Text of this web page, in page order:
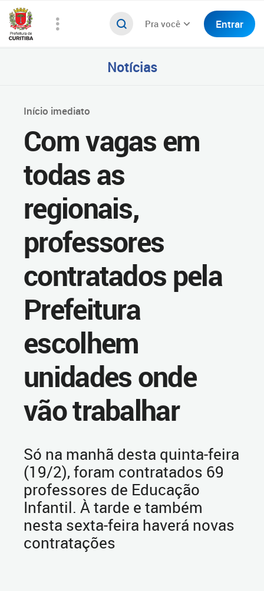
Pra você Entrar
Notícias
Início imediato
Com vagas em
todas as
regionais,
professores
contratados pela
Prefeitura
escolhem
unidades onde
vão trabalhar
Só na manhã desta quinta-feira
(19/2), foram contratados 69
professores de Educação
Infantil. À tarde e também
nesta sexta-feira haverá novas
contratações